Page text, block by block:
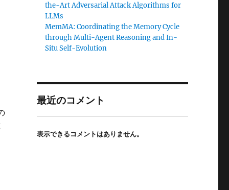
the-Art Adversarial Attack Algorithms for
LLMs
MemMA: Coordinating the Memory Cycle
through Multi-Agent Reasoning and In-
Situ Self-Evolution
最近のコメント
表示できるコメントはありません。